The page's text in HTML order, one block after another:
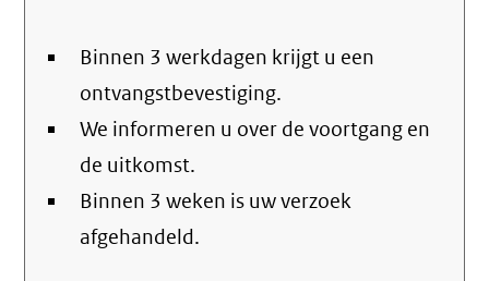
Binnen 3 werkdagen krijgt u een
ontvangstbevestiging.
We informeren u over de voortgang en
de uitkomst.
Binnen 3 weken is uw verzoek
afgehandeld.